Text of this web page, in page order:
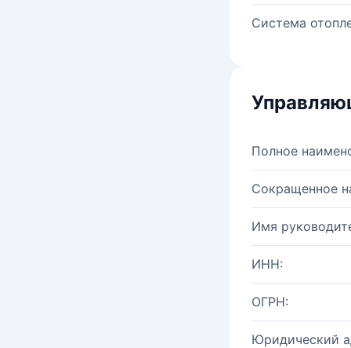
Система
Полное
Сокращенное
Имя
ИНН:
ОГРН:
Юридический